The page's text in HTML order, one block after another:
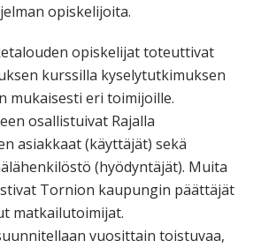
opiskelijoita.
opiskelijat toteuttivat
kurssilla kyselytutkimuksen
mukaisesti eri toimijoille.
osallistuivat Rajalla
asiakkaat (käyttäjät) sekä
(hyödyntäjät). Muita
Tornion kaupungin päättäjät
matkailutoimijat.
vuosittain toistuvaa,